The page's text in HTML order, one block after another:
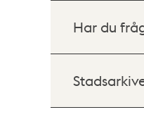
Har du